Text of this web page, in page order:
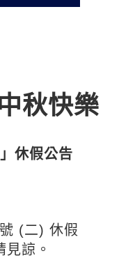
秋快樂
休假公告
(二) 休假
諒。